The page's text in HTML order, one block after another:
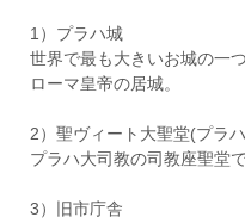
1）プラハ城
世界で最も大きいお城の一
ローマ皇帝の居城。
2）聖ヴィート大聖堂(プラハ
プラハ大司教の司教座聖堂
3）旧市庁舎